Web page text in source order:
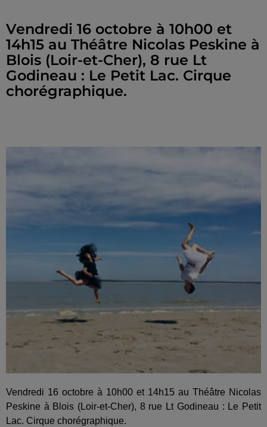
Vendredi 16 octobre à 10h00 et
14h15 au Théâtre Nicolas Peskine à
Blois (Loir-et-Cher), 8 rue Lt
Godineau : Le Petit Lac. Cirque
chorégraphique.
Vendredi 16 octobre à 10h00 et 14h15 au Théâtre Nicolas
Peskine à Blois (Loir-et-Cher), 8 rue Lt Godineau : Le Petit
Lac. Cirque chorégraphique.